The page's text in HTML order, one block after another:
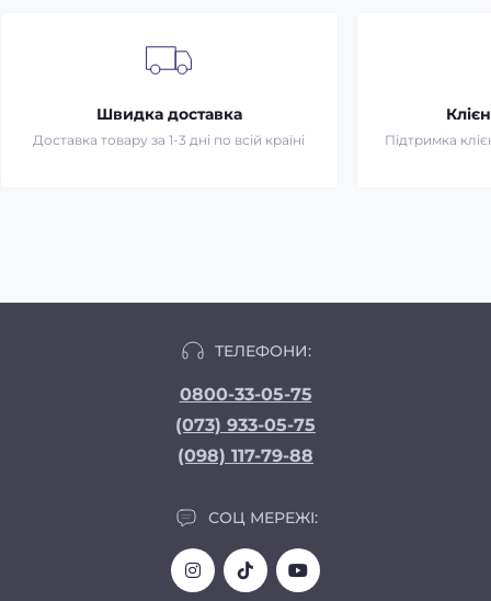
Швидка доставка
Доставка товару за 1-3 дні по всій країні Підтримка
ТЕЛЕФОНИ:
0800-33-05-75
(073) 933-05-75
(098) 117-79-88
СОЦ МЕРЕЖІ: